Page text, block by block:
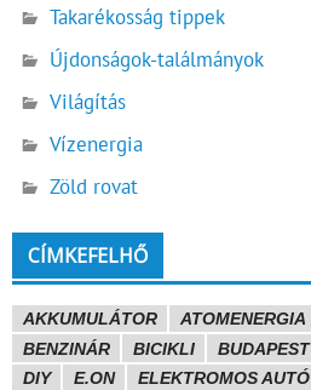
Takarékosság tippek
Újdonságok-találmányok
Világítás
Vízenergia
Zöld rovat
CÍMKEFELHŐ
AKKUMULÁTOR ATOMENERGIA
BENZINÁR
BICIKLI BUDAPEST
DIY
E.ON
ELEKTROMOS AUTÓ